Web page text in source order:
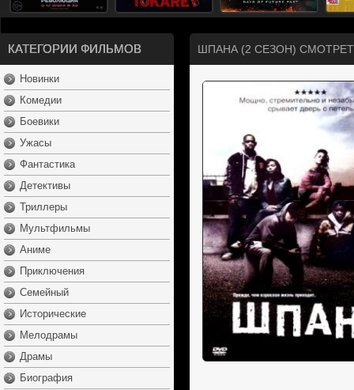
КАТЕГОРИИ ФИЛЬМОВ
Новинки
Комедии
Боевики
Ужасы
Фантастика
Детективы
Триллеры
Мультфильмы
Аниме
Приключения
Семейный
Исторические
Мелодрамы
Драмы
Биография
ШПАНА (2 СЕЗОН)